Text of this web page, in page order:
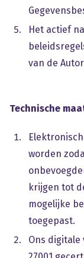
Het actief
van de
Technische
worden
krijgen tot
mogelijke
toegepast.
Ons digitale